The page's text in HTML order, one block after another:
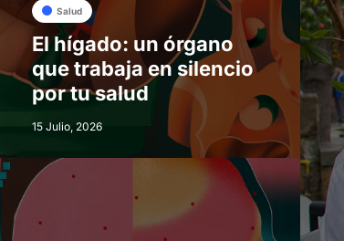
Salud
El hígado: un órgano
que trabaja en silencio
por tu salud
15 Julio, 2026